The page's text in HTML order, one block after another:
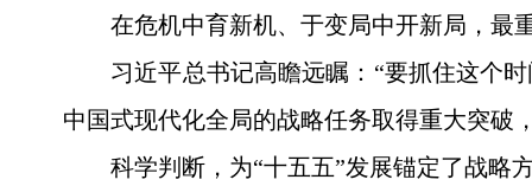
在危机中育新机、于变局中开新局，最
习近平总书记高瞻远瞩：“要抓住这个
中国式现代化全局的战略任务取得重大突破
科学判断，为“十五五”发展锚定了战略